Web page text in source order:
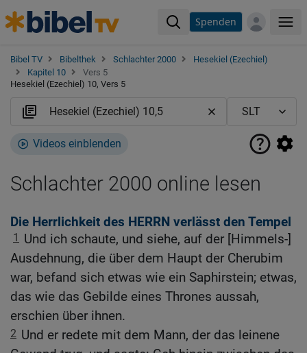
Spenden
Bibel TV Bibelthek Schlachter 2000
Hesekiel (Ezechiel)
Kapitel 10
Vers 5
Hesekiel (Ezechiel) 10, Vers 5
Videos einblenden
Schlachter 2000 online lesen
Die Herrlichkeit des HERRN verlässt den Tempel
1
Und ich schaute, und siehe, auf der [Himmels-]
Ausdehnung, die über dem Haupt der Cherubim
war, befand sich etwas wie ein Saphirstein; etwas,
das wie das Gebilde eines Thrones aussah,
erschien über ihnen.
2 Und er redete mit dem Mann, der das leinene